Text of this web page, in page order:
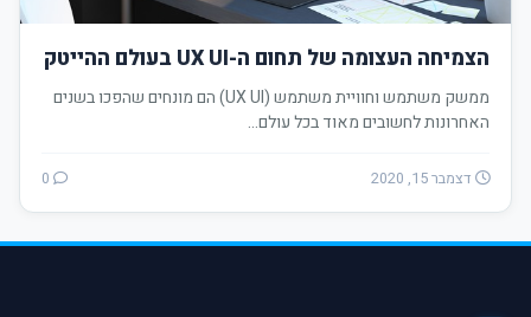
הצמיחה העצומה של תחום ה-UX UI בעולם ההייטק
ממשק משתמש וחוויית משתמש (UX UI) הם מונחים שהפכו בשנים
האחרונות לחשובים מאוד בכל עולם…
דצמבר 15, 2020